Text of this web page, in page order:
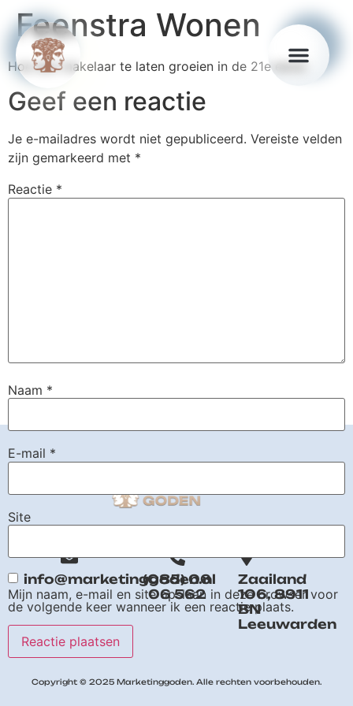
Feenstra Wonen
Hoe een makelaar te laten groeien in de 21e eeuw
Geef een reactie
Je e-mailadres wordt niet gepubliceerd. Vereiste velden
zijn gemarkeerd met *
Reactie *
Naam *
E-mail *
Site
Mijn naam, e-mail en site opslaan in deze browser voor
de volgende keer wanneer ik een reactie plaats.
info@marketinggoden.nl
(085) 06
06 562
Zaailand
106, 8911
BN
Leeuwarden
Copyright © 2025 Marketinggoden. Alle rechten voorbehouden.